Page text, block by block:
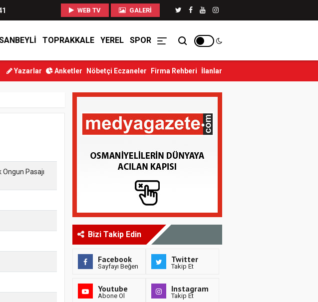
WEB TV GALERI
TOPRAKKALE YEREL SPOR
Tren Çarpması: Genç Yaralandı Düziçi’nde Eski Koca Dehşeti: Önce Eski Eşini...
Yazarlar Anketler Nöbetçi Eczaneler Firma Rehberi İlanlar
Pasajı
Bizi Takip Edin
Facebook
Sayfayı Beğen
Twitter
Takip Et
Youtube
Abone Ol
Instagram
Takip Et